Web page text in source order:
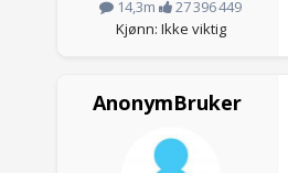
14,3m
27 396 449
Kjønn: Ikke viktig
AnonymBruker